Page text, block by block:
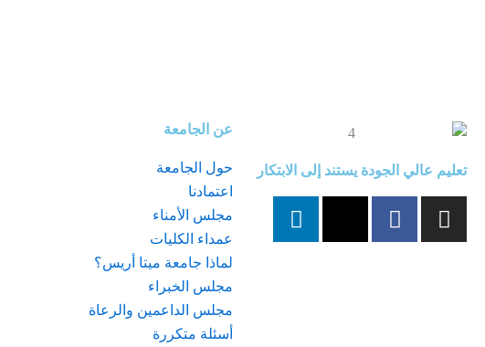
تعليم عالي الجودة يستند إلى الابتكار
I
n
F
a
L
i
عن الجامعة
حول الجامعة
اعتمادنا
مجلس الأمناء
عمداء الكليات
لماذا جامعة ميتا أريس؟
مجلس الخبراء
مجلس الداعمين والرعاة
أسئلة متكررة